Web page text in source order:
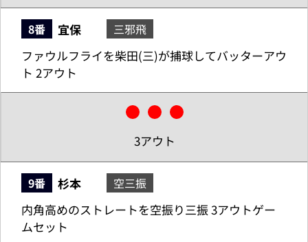
8番 宜保 三邪飛
ファウルフライを柴田(三)が捕球してバッターアウ
ト 2アウト
3アウト
9番 杉本 空三振
内角高めのストレートを空振り三振 3アウトゲー
ムセット